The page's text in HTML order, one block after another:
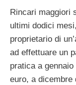
Rincari maggiori
ultimi dodici
proprietario di
ad effettuare un
pratica a
euro, a dicembre